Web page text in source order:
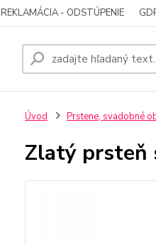
REKLAMÁCIA - ODSTÚPENIE
Úvod Prstene, svadobné
Zlatý prsteň